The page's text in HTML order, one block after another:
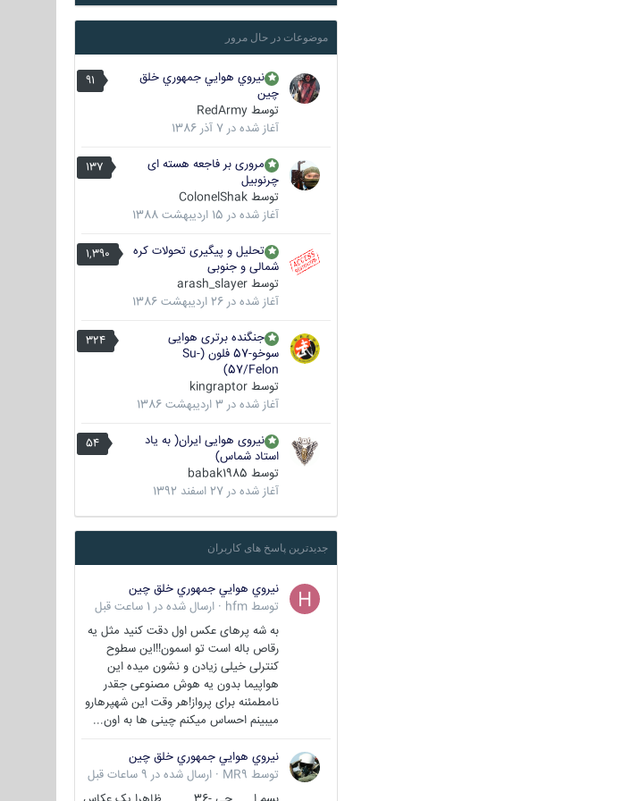
موضوعات در حال مرور
91
نيروي هوايي جمهوري خلق
چين
توسط RedArmy
آغاز شده در 7 آذر 1386
137
مروری بر فاجعه هسته ای
چرنوبیل
توسط ColonelShak
آغاز شده در 15 اردیبهشت 1388
1,390
تحلیل و پیگیری تحولات کره
شمالی و جنوبی
توسط arash_slayer
آغاز شده در 26 اردیبهشت 1386
324
جنگنده برتری هوایی
سوخو-57 فلون (Su-
57/Felon)
توسط kingraptor
آغاز شده در 3 اردیبهشت 1386
54
نیروی هوایی ایران( به یاد
استاد شماس)
توسط babak1985
آغاز شده در 27 اسفند 1392
جدیدترین پاسخ های کاربران
نيروي هوايي جمهوري خلق چين
توسط hfm
· ارسال شده در 1 ساعت قبل
به شه پرهای عکس اول دقت کنید مثل یه
رقاص باله است تو اسمون!!این سطوح
کنترلی خیلی زیادن و نشون میده این
هواپیما بدون یه هوش مصنوعی جقدر
نامطمئنه برای پرواز!هر وقت این شهپرهارو
میبینم احساس میکنم چینی ها به اون...
نيروي هوايي جمهوري خلق چين
توسط MR9
· ارسال شده در 9 ساعات قبل